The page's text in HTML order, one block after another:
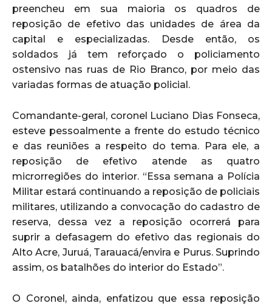
preencheu em sua maioria os quadros de
reposição de efetivo das unidades de área da
capital e especializadas. Desde então, os
soldados já tem reforçado o policiamento
ostensivo nas ruas de Rio Branco, por meio das
variadas formas de atuação policial.
Comandante-geral, coronel Luciano Dias Fonseca,
esteve pessoalmente a frente do estudo técnico
e das reuniões a respeito do tema. Para ele, a
reposição de efetivo atende as quatro
microrregiões do interior. “Essa semana a Polícia
Militar estará continuando a reposição de policiais
militares, utilizando a convocação do cadastro de
reserva, dessa vez a reposição ocorrerá para
suprir a defasagem do efetivo das regionais do
Alto Acre, Juruá, Tarauacá/envira e Purus. Suprindo
assim, os batalhões do interior do Estado”.
O Coronel, ainda, enfatizou que essa reposição